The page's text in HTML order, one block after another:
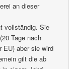
an dieser
vollständig. Sie
Tage nach
EU) aber sie wird
gilt die ab